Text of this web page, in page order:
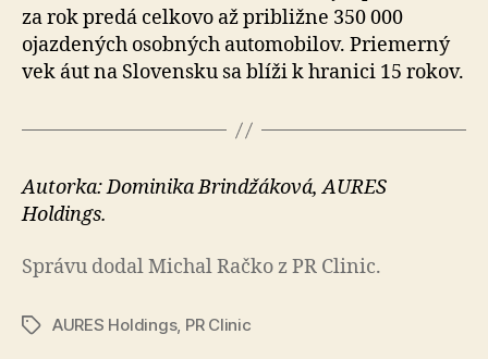
za rok predá cel­ko­vo až približne 350 000
ojazdených osobných auto­mo­bi­lov. Prie­merný
vek áut na Slo­ven­sku sa blíži k hra­ni­ci 15 rokov.
Autorka: Dominika Brindžáková, AURES
Holdings.
Správu dodal Michal Račko z PR Clinic.
ZnačkyAURES Holdings, PR Clinic